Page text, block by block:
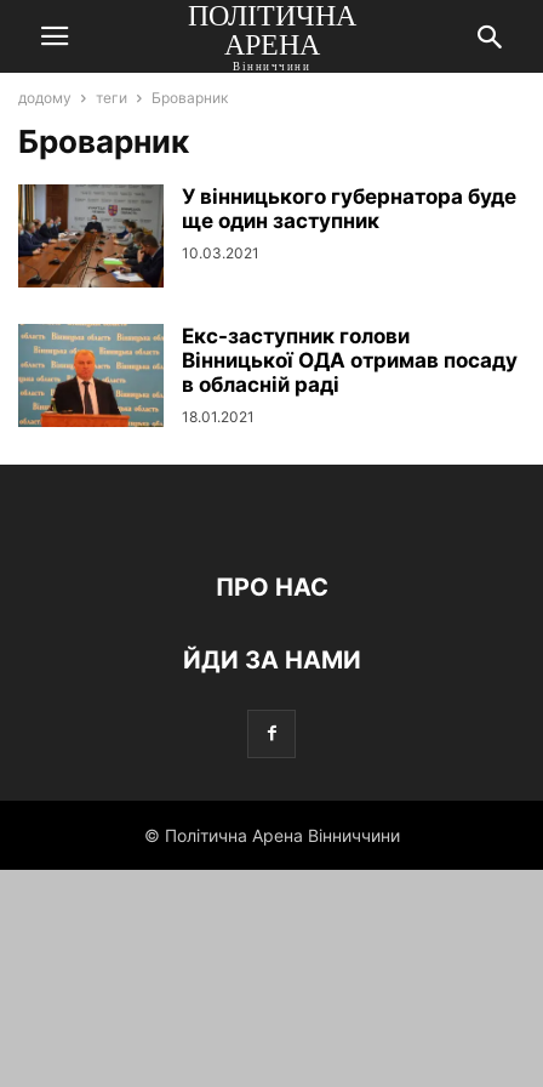
ПОЛІТИЧНА
АРЕНА
Вінниччини
додому теги Броварник
Броварник
У вінницького губернатора буде
ще один заступник
10.03.2021
Екс-заступник голови
Вінницької ОДА отримав посаду
в обласній раді
18.01.2021
ПРО НАС
ЙДИ ЗА НАМИ
© Політична Арена Вінниччини